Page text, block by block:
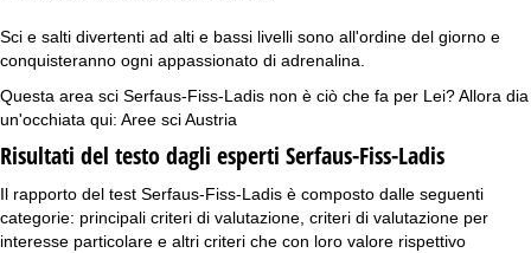
Sci e salti divertenti ad alti e bassi livelli sono all'ordine del giorno e
conquisteranno ogni appassionato di adrenalina.
Questa area sci Serfaus-Fiss-Ladis non è ciò che fa per Lei? Allora dia
un'occhiata qui: Aree sci Austria
Risultati del testo dagli esperti Serfaus-Fiss-Ladis
Il rapporto del test Serfaus-Fiss-Ladis è composto dalle seguenti
categorie: principali criteri di valutazione, criteri di valutazione per
interesse particolare e altri criteri che con loro valore rispettivo